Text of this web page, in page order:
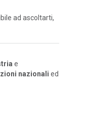
ad ascoltarti,
e
nazionali ed